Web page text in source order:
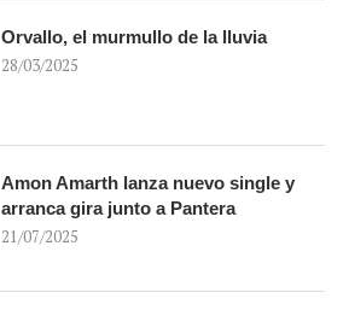
Orvallo, el murmullo de la lluvia
28/03/2025
Amon Amarth lanza nuevo single y
arranca gira junto a Pantera
21/07/2025